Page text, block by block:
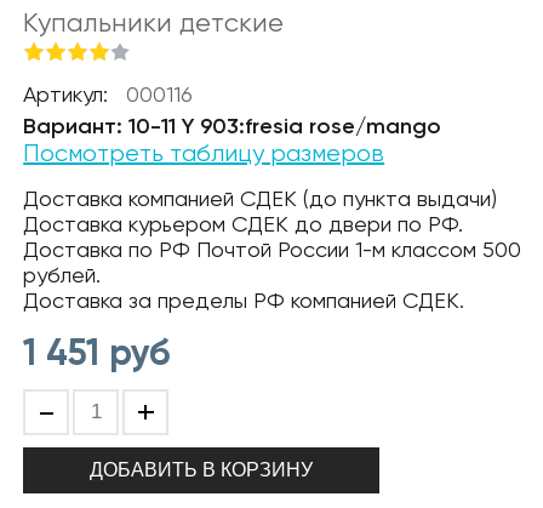
Купальники детские
Артикул: 000116
Вариант: 10-11 Y 903:fresia rose/mango
Посмотреть таблицу размеров
Доставка компанией СДЕК (до пункта выдачи)
Доставка курьером СДЕК до двери по РФ.
Доставка по РФ Почтой России 1-м классом 500
рублей.
Доставка за пределы РФ компанией СДЕК.
1 451 руб
- +